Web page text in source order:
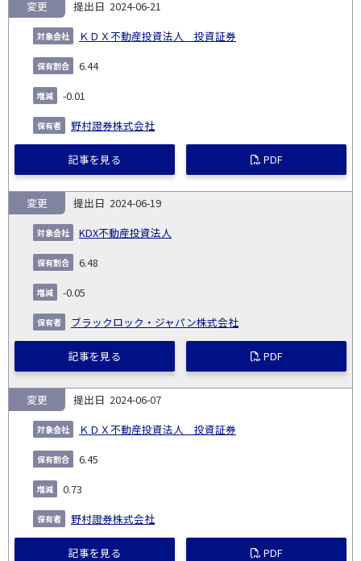
2024-06-21
ＫＤＸ不動産投資法人 投資証券
変更
6.44
-0.01
野村證券株式会社
記事を見る PDF
2024-06-19
KDX不動産投資法人
変更
6.48
-0.05
ブラックロック・ジャパン株式会社
記事を見る PDF
2024-06-07
ＫＤＸ不動産投資法人 投資証券
変更
6.45
0.73
野村證券株式会社
記事を見る PDF